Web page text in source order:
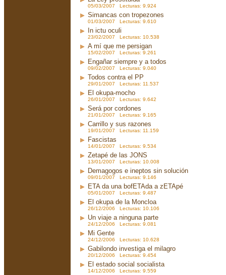
05/03/2007 Lecturas: 9.924
Simancas con tropezones
01/03/2007 Lecturas: 9.610
In ictu oculi
23/02/2007 Lecturas: 10.538
A mí que me persigan
15/02/2007 Lecturas: 9.261
Engañar siempre y a todos
09/02/2007 Lecturas: 9.040
Todos contra el PP
29/01/2007 Lecturas: 11.537
El okupa-mocho
26/01/2007 Lecturas: 9.642
Será por cordones
21/01/2007 Lecturas: 9.165
Carrillo y sus razones
19/01/2007 Lecturas: 11.159
Fascistas
14/01/2007 Lecturas: 9.534
Zetapé de las JONS
13/01/2007 Lecturas: 10.008
Demagogos e ineptos sin solución
09/01/2007 Lecturas: 9.146
ETA da una bofETAda a zETApé
05/01/2007 Lecturas: 9.487
El okupa de la Moncloa
26/12/2006 Lecturas: 10.106
Un viaje a ninguna parte
24/12/2006 Lecturas: 9.081
Mi Gente
24/12/2006 Lecturas: 10.628
Gabilondo investiga el milagro
20/12/2006 Lecturas: 9.454
El estado social socialista
14/12/2006 Lecturas: 9.559